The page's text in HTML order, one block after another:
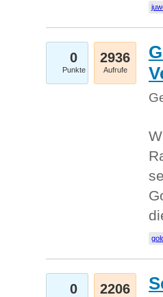
0
Punkte
2936
Aufrufe
0 2206